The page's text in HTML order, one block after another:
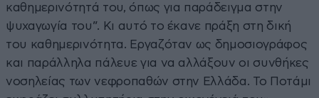
καθημερινότητά του, όπως για παράδειγμα στην
ψυχαγωγία του”. Κι αυτό το έκανε πράξη στη δική
του καθημερινότητα. Εργαζόταν ως δημοσιογράφος
και παράλληλα πάλευε για να αλλάξουν οι συνθήκες
νοσηλείας των νεφροπαθών στην Ελλάδα. Το Ποτάμι